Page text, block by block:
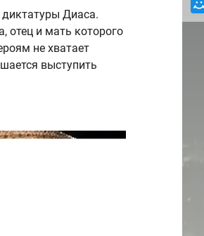
диктатуры Диаса.
отец и мать которого
не хватает
выступить